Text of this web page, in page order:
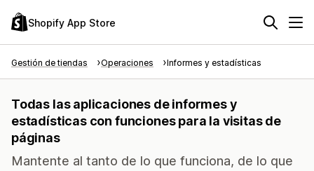
Shopify App Store
Gestión de tiendas Operaciones Informes y estadísticas
Todas las aplicaciones de informes y
estadísticas con funciones para la visitas de
páginas
Mantente al tanto de lo que funciona, de lo que